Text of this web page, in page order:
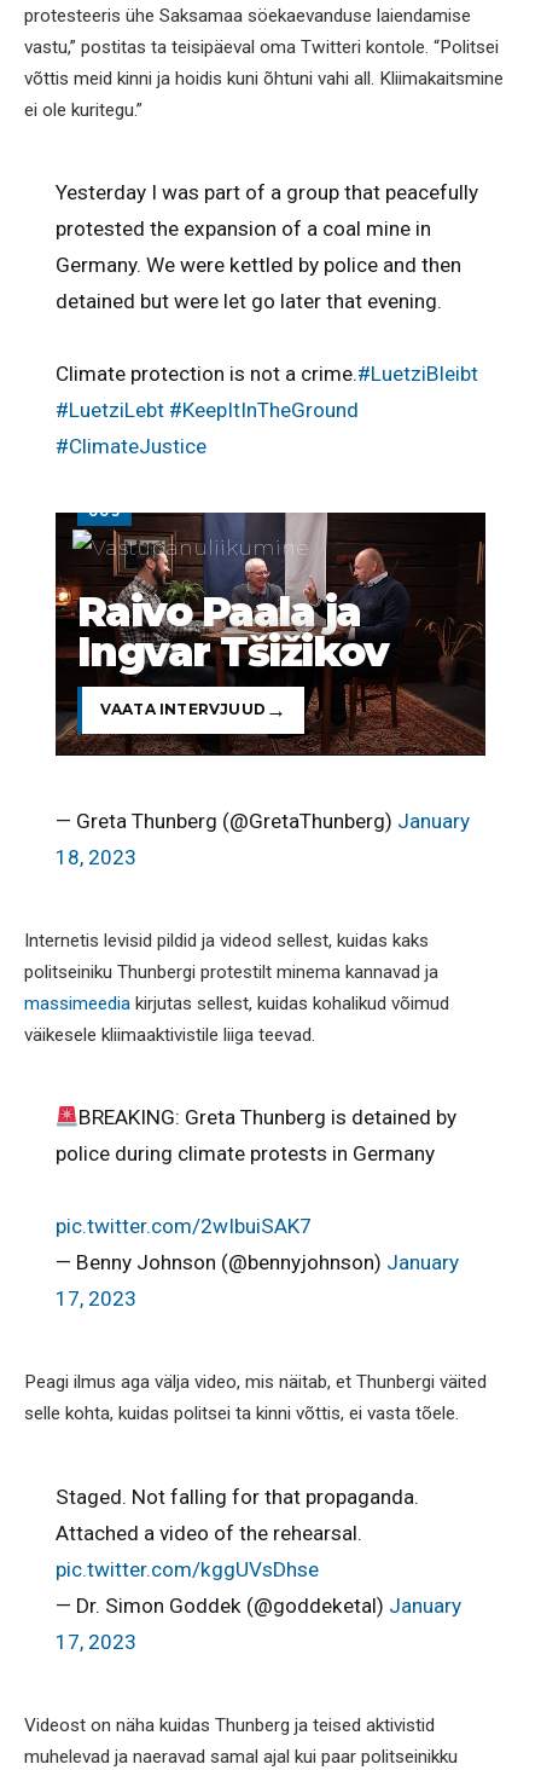
protesteeris ühe Saksamaa söekaevanduse laiendamise
vastu,” postitas ta teisipäeval oma Twitteri kontole. “Politsei
võttis meid kinni ja hoidis kuni õhtuni vahi all. Kliimakaitsmine
ei ole kuritegu.”
Yesterday I was part of a group that peacefully
protested the expansion of a coal mine in
Germany. We were kettled by police and then
detained but were let go later that evening.
Climate protection is not a crime.#LuetziBleibt
#LuetziLebt #KeepItInTheGround
#ClimateJustice
UUS
Raivo Paala ja
Ingvar Tšižikov
VAATA INTERVJUUD
— Greta Thunberg (@GretaThunberg) January
18, 2023
Internetis levisid pildid ja videod sellest, kuidas kaks
politseiniku Thunbergi protestilt minema kannavad ja
massimeedia kirjutas sellest, kuidas kohalikud võimud
väikesele kliimaaktivistile liiga teevad.
BREAKING: Greta Thunberg is detained by
police during climate protests in Germany
pic.twitter.com/2wIbuiSAK7
— Benny Johnson (@bennyjohnson) January
17, 2023
Peagi ilmus aga välja video, mis näitab, et Thunbergi väited
selle kohta, kuidas politsei ta kinni võttis, ei vasta tõele.
Staged. Not falling for that propaganda.
Attached a video of the rehearsal.
pic.twitter.com/kggUVsDhse
— Dr. Simon Goddek (@goddeketal) January
17, 2023
Videost on näha kuidas Thunberg ja teised aktivistid
muhelevad ja naeravad samal ajal kui paar politseinikku